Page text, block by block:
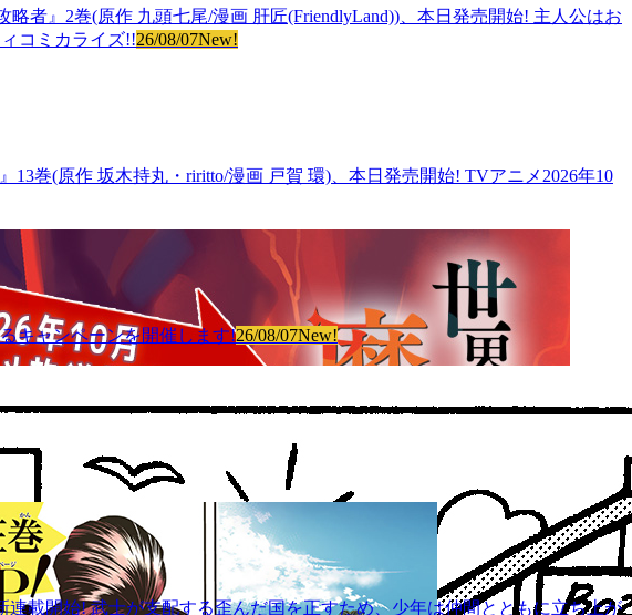
者』2巻(原作 九頭七尾/漫画 肝匠(FriendlyLand))、本日発売開始! 主人公はお
コミカライズ!!26/08/07New!
巻(原作 坂木持丸・riritto/漫画 戸賀 環)、本日発売開始! TVアニメ2026年10
キャンペーンを開催します!26/08/07New!
載開始! 武士が支配する歪んだ国を正すため、少年は仲間とともに立ち上が